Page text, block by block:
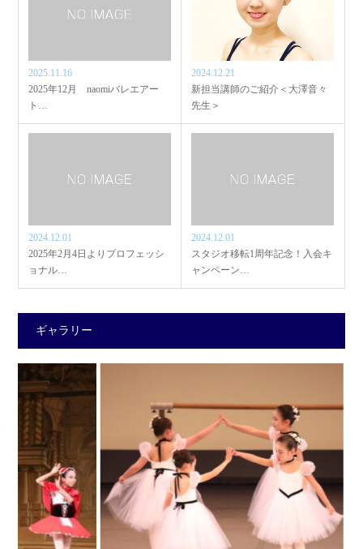
2025.11.16
2025年12月 naomiバレエアー
ト…
2024.12.21
新担当講師のご紹介＜大澤音々
先生＞
2024.12.01
2025年2月4日よりプロフェッシ
ョナル…
2024.12.01
スタジオ移転1周年記念！入会キ
ャンペーン…
ギャラリー